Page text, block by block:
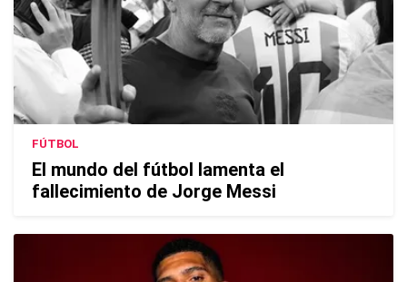
FÚTBOL
El mundo del fútbol lamenta el
fallecimiento de Jorge Messi